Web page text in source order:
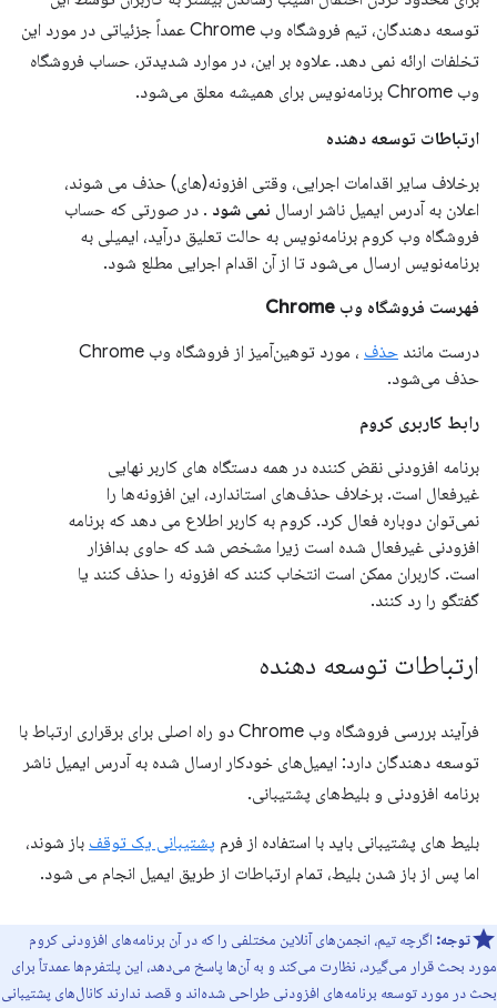
توسعه دهندگان، تیم فروشگاه وب Chrome عمداً جزئیاتی در مورد این
تخلفات ارائه نمی دهد. علاوه بر این، در موارد شدیدتر، حساب فروشگاه
وب Chrome برنامه‌نویس برای همیشه معلق می‌شود.
ارتباطات توسعه دهنده
برخلاف سایر اقدامات اجرایی، وقتی افزونه(های) حذف می شوند،
اعلان به آدرس ایمیل ناشر ارسال نمی شود . در صورتی که حساب
فروشگاه وب کروم برنامه‌نویس به حالت تعلیق درآید، ایمیلی به
برنامه‌نویس ارسال می‌شود تا از آن اقدام اجرایی مطلع شود.
فهرست فروشگاه وب Chrome
درست مانند حذف
، مورد توهین‌آمیز از فروشگاه وب Chrome
حذف می‌شود.
رابط کاربری کروم
برنامه افزودنی نقض کننده در همه دستگاه های کاربر نهایی
غیرفعال است. برخلاف حذف‌های استاندارد، این افزونه‌ها را
نمی‌توان دوباره فعال کرد. کروم به کاربر اطلاع می دهد که برنامه
افزودنی غیرفعال شده است زیرا مشخص شد که حاوی بدافزار
است. کاربران ممکن است انتخاب کنند که افزونه را حذف کنند یا
گفتگو را رد کنند.
ارتباطات توسعه دهنده
فرآیند بررسی فروشگاه وب Chrome دو راه اصلی برای برقراری ارتباط با
توسعه دهندگان دارد: ایمیل‌های خودکار ارسال شده به آدرس ایمیل ناشر
برنامه افزودنی و بلیط‌های پشتیبانی.
بلیط های پشتیبانی باید با استفاده از فرم پشتیبانی یک توقف باز شوند،
اما پس از باز شدن بلیط، تمام ارتباطات از طریق ایمیل انجام می شود.
توجه: اگرچه تیم، انجمن‌های آنلاین مختلفی را که در آن برنامه‌های افزودنی کروم
مورد بحث قرار می‌گیرد، نظارت می‌کند و به آن‌ها پاسخ می‌دهد، این پلتفرم‌ها عمدتاً برای
بحث در مورد توسعه برنامه‌های افزودنی طراحی شده‌اند و قصد ندارند کانال‌های پشتیبانی